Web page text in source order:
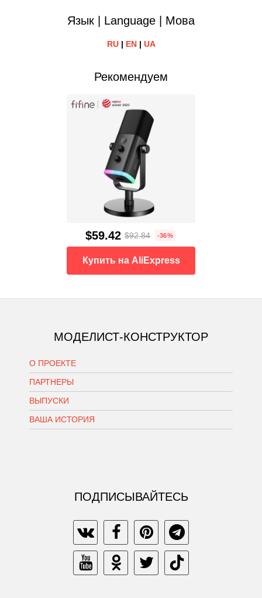
Язык | Language | Мова
RU| EN| UA
Рекомендуем
$59.42 $92.84 -36%
Купить на AliExpress
МОДЕЛИСТ-КОНСТРУКТОР
О ПРОЕКТЕ
ПАРТНЕРЫ
ВЫПУСКИ
ВАША ИСТОРИЯ
ПОДПИСЫВАЙТЕСЬ